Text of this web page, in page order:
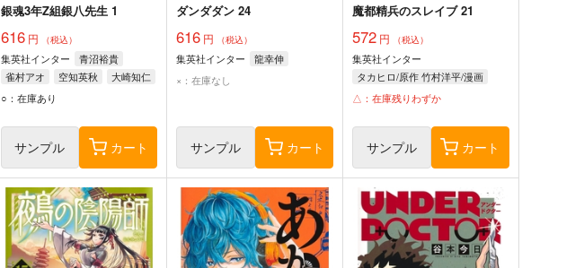
銀魂3年Z組銀八先生 1
616円 （税込）
集英社インター
青沼裕貴
雀村アオ
空知英秋
大崎知仁
○：在庫あり
サンプル カート
ダンダダン 24
616 円 （税込）
集英社インター
龍幸伸
×：在庫なし
サンプル カート
魔都精兵のスレイブ 21
572 円 （税込）
集英社インター
タカヒロ/原作 竹村洋平/漫画
△：在庫残りわずか
サンプル カート